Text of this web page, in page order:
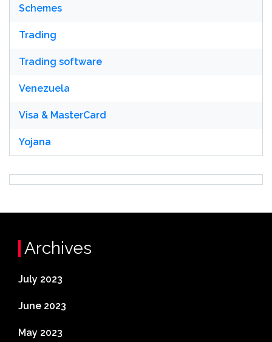
Schemes
Trading
Trading software
Venezuela
Visa & MasterCard
Yojana
Archives
July 2023
June 2023
May 2023